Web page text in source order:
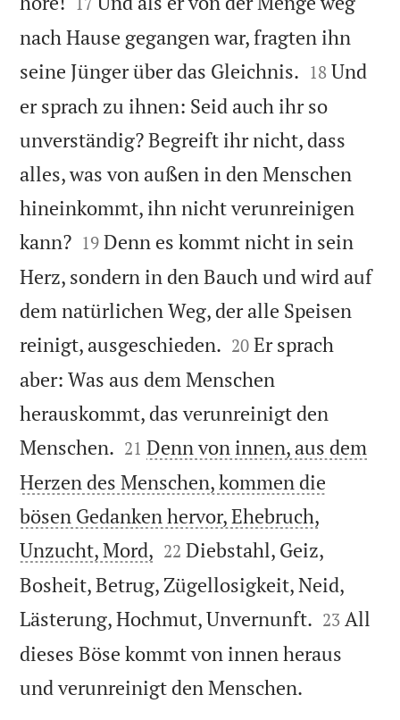
nach Hause gegangen war, fragten ihn
seine Jünger über das Gleichnis. 

18 Und
er sprach zu ihnen: Seid auch ihr so
unverständig? Begreift ihr nicht, dass
alles, was von außen in den Menschen
hineinkommt, ihn nicht verunreinigen
kann?
19 Denn es kommt nicht in sein
Herz, sondern in den Bauch und wird auf
dem natürlichen Weg, der alle Speisen
reinigt, ausgeschieden. 

20 Er sprach
aber: Was aus dem Menschen
herauskommt, das verunreinigt den
Menschen. 

21 Denn von innen, aus dem
Herzen des Menschen, kommen die
bösen Gedanken hervor, Ehebruch,
Unzucht, Mord, 

22 Diebstahl, Geiz,
Bosheit, Betrug, Zügellosigkeit, Neid,
Lästerung, Hochmut, Unvernunft. 

23 All
dieses Böse kommt von innen heraus
und verunreinigt den Menschen.